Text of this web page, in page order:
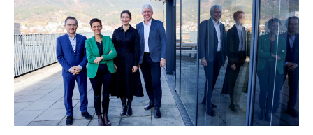
Internationales
Events
Presse
Jobs